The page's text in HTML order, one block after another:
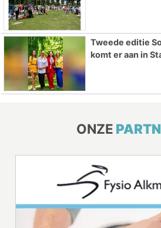
Tweede editie
komt er aan in
ONZE